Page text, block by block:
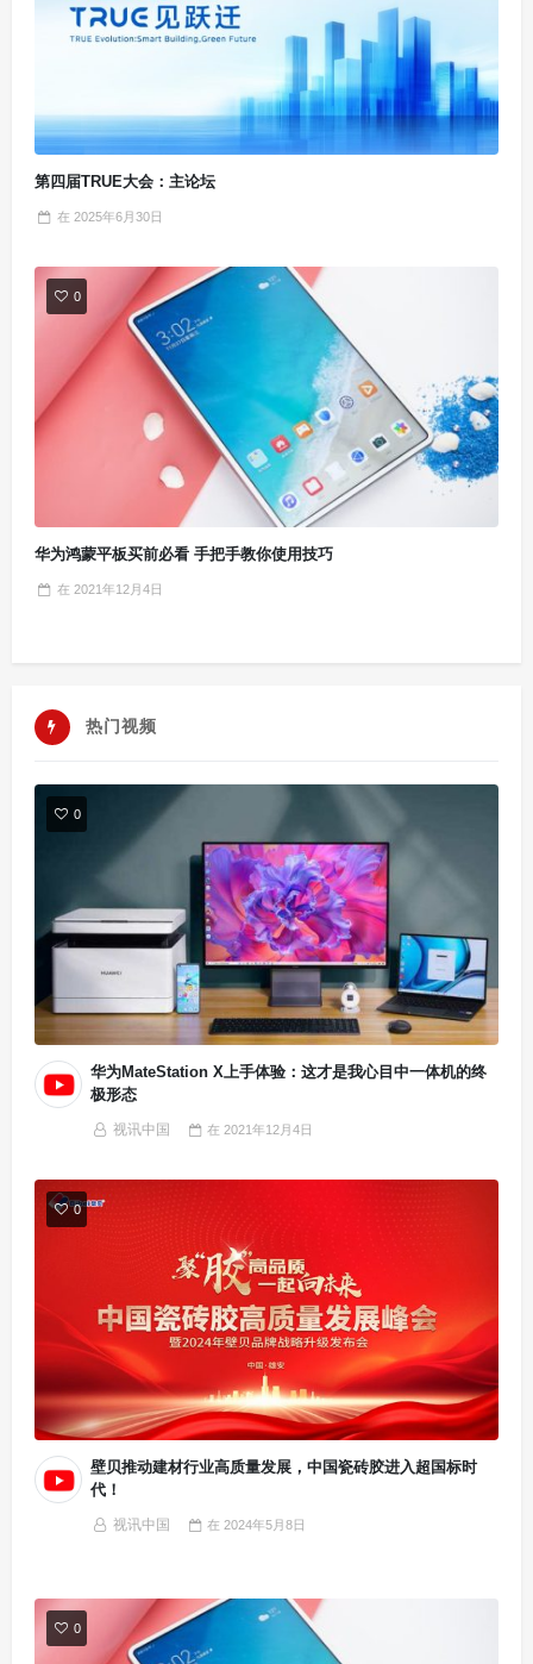
第四届TRUE大会：主论坛
在 2025年6月30日
0
华为鸿蒙平板买前必看 手把手教你使用技巧
在 2021年12月4日
热门视频
0
华为MateStation X上手体验：这才是我心目中一体机的终
极形态
视讯中国 在 2021年12月4日
0
壁贝推动建材行业高质量发展，中国瓷砖胶进入超国标时
代！
视讯中国 在 2024年5月8日
0